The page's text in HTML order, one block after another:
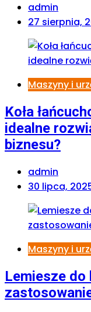
admin
27 sierpnia,
Maszyny i
Koła
idealne
biznesu?
admin
30 lipca,
Maszyny i
Lemiesze